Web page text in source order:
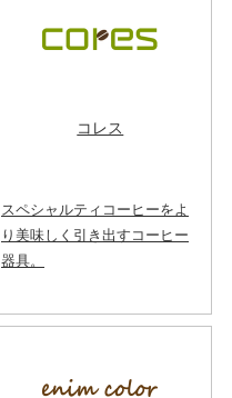
コレス
スペシャルティコーヒーをよ
り美味しく引き出すコーヒー
器具。